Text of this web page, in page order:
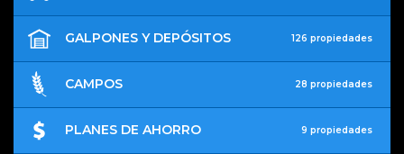
GALPONES Y DEPÓSITOS 126 propiedades
CAMPOS 28 propiedades
PLANES DE AHORRO 9 propiedades